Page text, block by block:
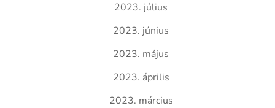
2023. július
2023. június
2023. május
2023. április
2023. március